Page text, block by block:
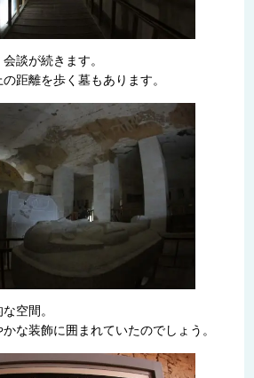
談が続きます。
距離を歩く墓もあります。
空間。
な装飾に囲まれていたのでしょう。